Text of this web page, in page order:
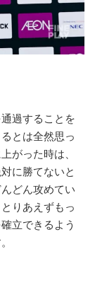
過することを
とは全然思っ
がった時は、
に勝てないと
どん攻めてい
りあえずもっ
立できるよう